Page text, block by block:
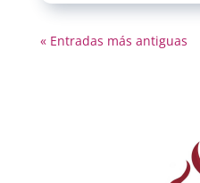
« Entradas más antiguas